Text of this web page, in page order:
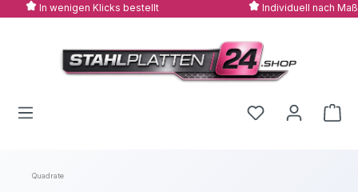
Zum Hauptinhalt springen
In wenigen Klicks bestellt Individuell nach Maß
Quadrate